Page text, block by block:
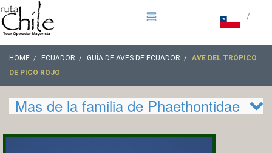
/
HOME ECUADOR GUÍA DE AVES DE ECUADOR
AVE DEL TRÓPICO
DE PICO ROJO
Mas de la familia de Phaethontidae